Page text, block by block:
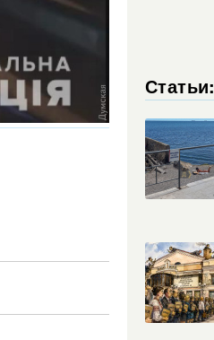
Статьи: